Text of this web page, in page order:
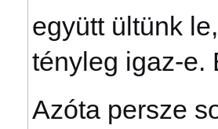
együtt ültünk
tényleg igaz-e.
Azóta persze